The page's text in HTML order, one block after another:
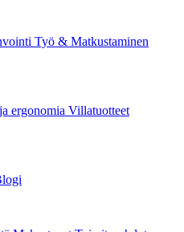
sivulla.Työ & Matkustaminen
ergonomia Villatuotteet